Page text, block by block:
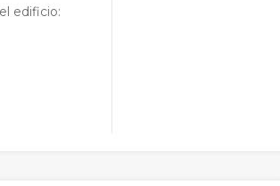
edificio: